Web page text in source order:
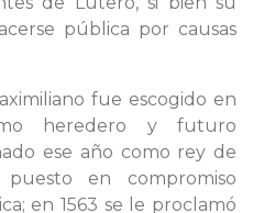
pública por causas
fue escogido en
heredero y futuro
ese año como rey de
puesto en compromiso
en 1563 se le proclamó